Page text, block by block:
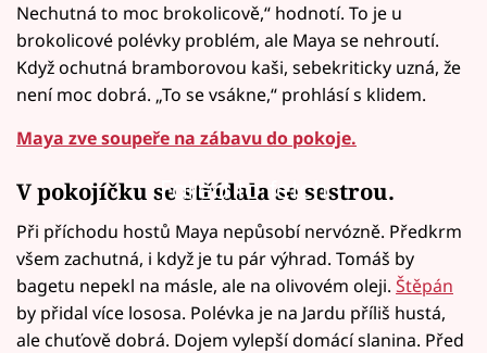
Nechutná to moc brokolicově,“ hodnotí. To je u
brokolicové polévky problém, ale Maya se nehroutí.
Když ochutná bramborovou kaši, sebekriticky uzná, že
není moc dobrá. „To se vsákne,“ prohlásí s klidem.
Maya zve soupeře na zábavu do pokoje.
Failed to fetch
V pokojíčku se střídala se sestrou.
Při příchodu hostů Maya nepůsobí nervózně. Předkrm
všem zachutná, i když je tu pár výhrad. Tomáš by
bagetu nepekl na másle, ale na olivovém oleji. Štěpán
by přidal více lososa. Polévka je na Jardu příliš hustá,
ale chuťově dobrá. Dojem vylepší domácí slanina. Před